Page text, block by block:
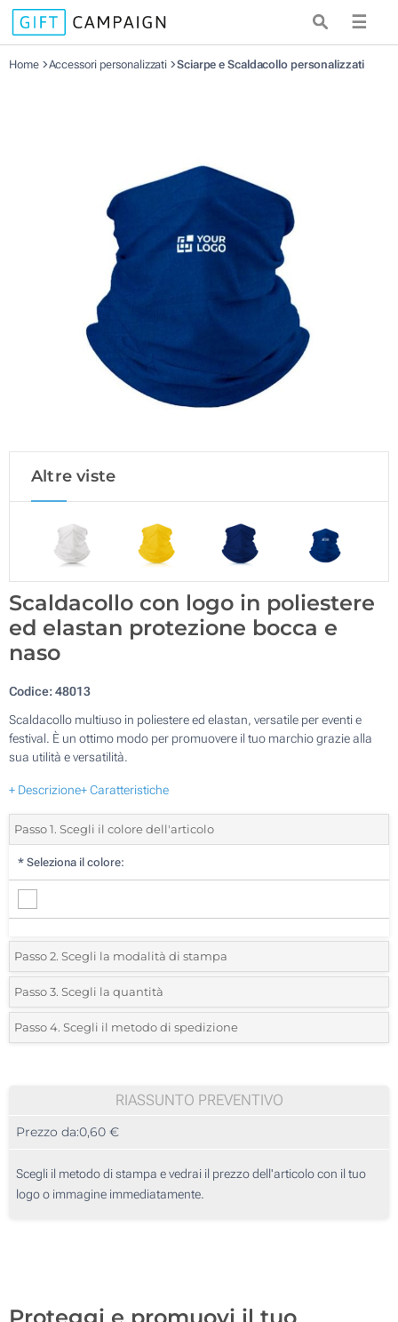
☰
Home Accessori personalizzati Sciarpe e Scaldacollo personalizzati
Altre viste
Scaldacollo con logo in poliestere
ed elastan protezione bocca e
naso
Codice:48013
Scaldacollo multiuso in poliestere ed elastan, versatile per eventi e
festival. È un ottimo modo per promuovere il tuo marchio grazie alla
sua utilità e versatilità.
+ Descrizione+ Caratteristiche
Passo 1. Scegli il colore dell'articolo
* Seleziona il colore:
Passo 2. Scegli la modalità di stampa
*Seleziona la posizione di stampa e il colore del vostro logo:
1 Colore (Su un lato)
3 Colori (Su un lato)
Transfer digitale full color (Su un lato)
Passo 3. Scegli la quantità
*Quantità desiderata:
50
125
250
Passo 4. Scegli il metodo di spedizione
RIASSUNTO PREVENTIVO
Prezzo da:0,60 €
Scegli il metodo di stampa e vedrai il prezzo dell'articolo con il tuo
logo o immagine immediatamente.